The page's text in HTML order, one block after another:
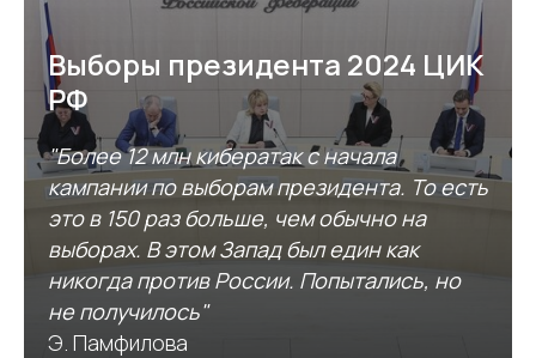
Выборы президента 2024 ЦИК
РФ
"Более 12 млн кибератак с начала
кампании по выборам президента. То есть
это в 150 раз больше, чем обычно на
выборах. В этом Запад был един как
никогда против России. Попытались, но
не получилось"
Э. Памфилова